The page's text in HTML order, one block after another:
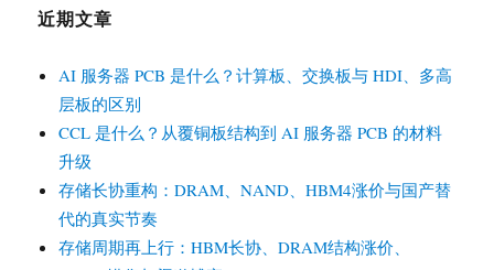
近期文章
AI 服务器 PCB 是什么？计算板、交换板与 HDI、多高
层板的区别
CCL 是什么？从覆铜板结构到 AI 服务器 PCB 的材料
升级
存储长协重构：DRAM、NAND、HBM4涨价与国产替
代的真实节奏
存储周期再上行：HBM长协、DRAM结构涨价、